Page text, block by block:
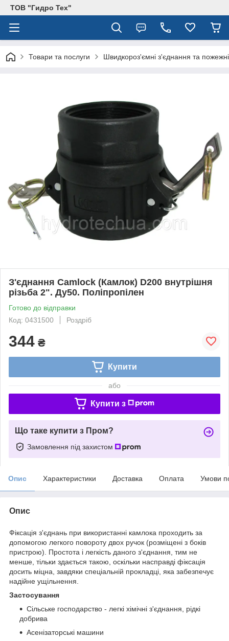
ТОВ "Гидро Тех"
Товари та послуги Швидкороз'ємні з'єднання та
З'єднання Camlock (Камлок) D200 внутрішня
різьба 2". Ду50. Поліпропілен
Готово до відправки
Код: 0431500
Роздріб
344 ₴
Купити
або
Купити з
Що таке купити з Пром?
Замовлення під захистом
Опис Характеристики Доставка Оплата Умови
Опис
Фіксація з'єднань при використанні камлока проходить за
допомогою легкого повороту двох ручок (розміщені з боків
пристрою). Простота і легкість даного з'єднання, тим не
менше, тільки здається такою, оскільки насправді фіксація
досить міцна, завдяки спеціальній прокладці, яка забезпечує
надійне ущільнення.
Застосування
Сільське господарство - легкі хімічні з'єднання, рідкі
добрива
Асенізаторські машини